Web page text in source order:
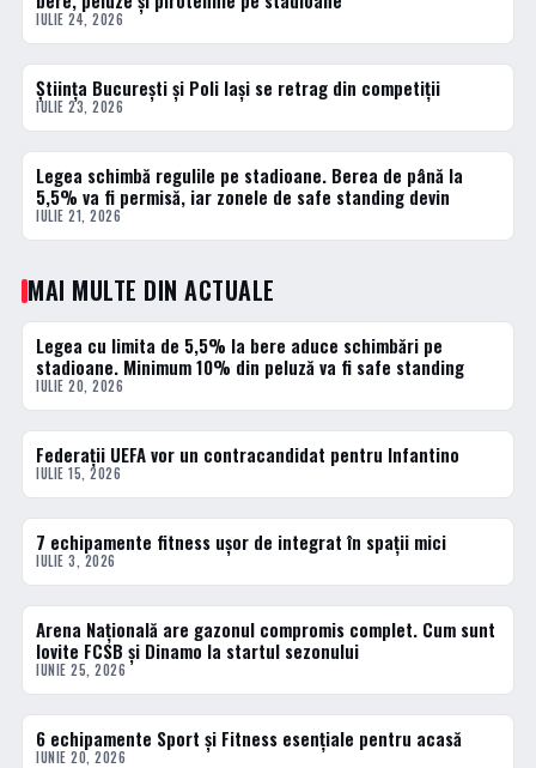
IULIE 24, 2026
2 · TOP
Știința București și Poli Iași se retrag din competiții
IULIE 23, 2026
3 · TOP
Legea schimbă regulile pe stadioane. Berea de până la
5,5% va fi permisă, iar zonele de safe standing devin
IULIE 21, 2026
MAI MULTE DIN ACTUALE
ACTUALE
Legea cu limita de 5,5% la bere aduce schimbări pe
stadioane. Minimum 10% din peluză va fi safe standing
IULIE 20, 2026
ACTUALE
Federații UEFA vor un contracandidat pentru Infantino
IULIE 15, 2026
ACTUALE
7 echipamente fitness ușor de integrat în spații mici
IULIE 3, 2026
ACTUALE
Arena Națională are gazonul compromis complet. Cum sunt
lovite FCSB și Dinamo la startul sezonului
IUNIE 25, 2026
ACTUALE
6 echipamente Sport și Fitness esențiale pentru acasă
IUNIE 20, 2026